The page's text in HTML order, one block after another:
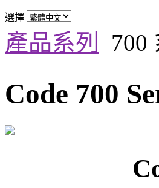
選擇
產品系列 700
Code 700